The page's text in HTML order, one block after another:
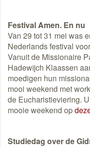
Festival Amen. En nu
Van 29 tot 31 mei was
Nederlands festival
Vanuit de Missionaire
Hadewijch Klaassen
moedigen hun
mooi weekend met
de Eucharistieviering.
mooie weekend op
Studiedag over de